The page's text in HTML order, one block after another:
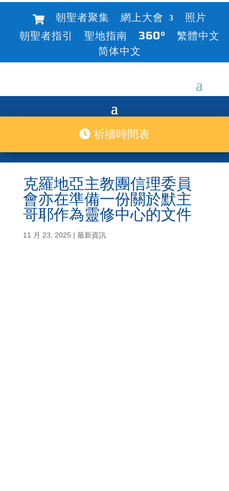
朝聖者聚集 網上大會
照片
朝聖者指引
聖地指南 360°
繁體中文
简体中文
祈禱時間表
克羅地亞主教團信理委員
會亦在準備一份關於默主
哥耶作為靈修中心的文件
11 月 23, 2025 | 最新資訊